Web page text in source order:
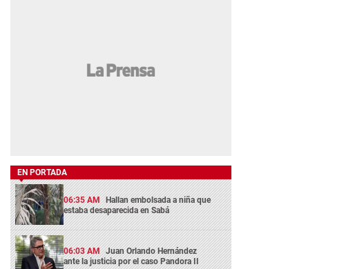
EN PORTADA
06:35 AM Hallan embolsada a niña que
estaba desaparecida en Sabá
06:03 AM Juan Orlando Hernández
ante la justicia por el caso Pandora II